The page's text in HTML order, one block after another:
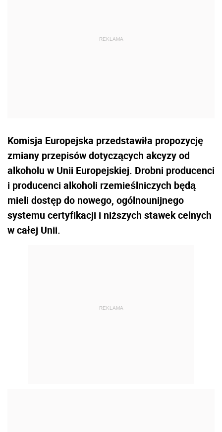
Komisja Europejska przedstawiła propozycję
zmiany przepisów dotyczących akcyzy od
alkoholu w Unii Europejskiej. Drobni producenci
i producenci alkoholi rzemieślniczych będą
mieli dostęp do nowego, ogólnounijnego
systemu certyfikacji i niższych stawek celnych
w całej Unii.
REKLAMA